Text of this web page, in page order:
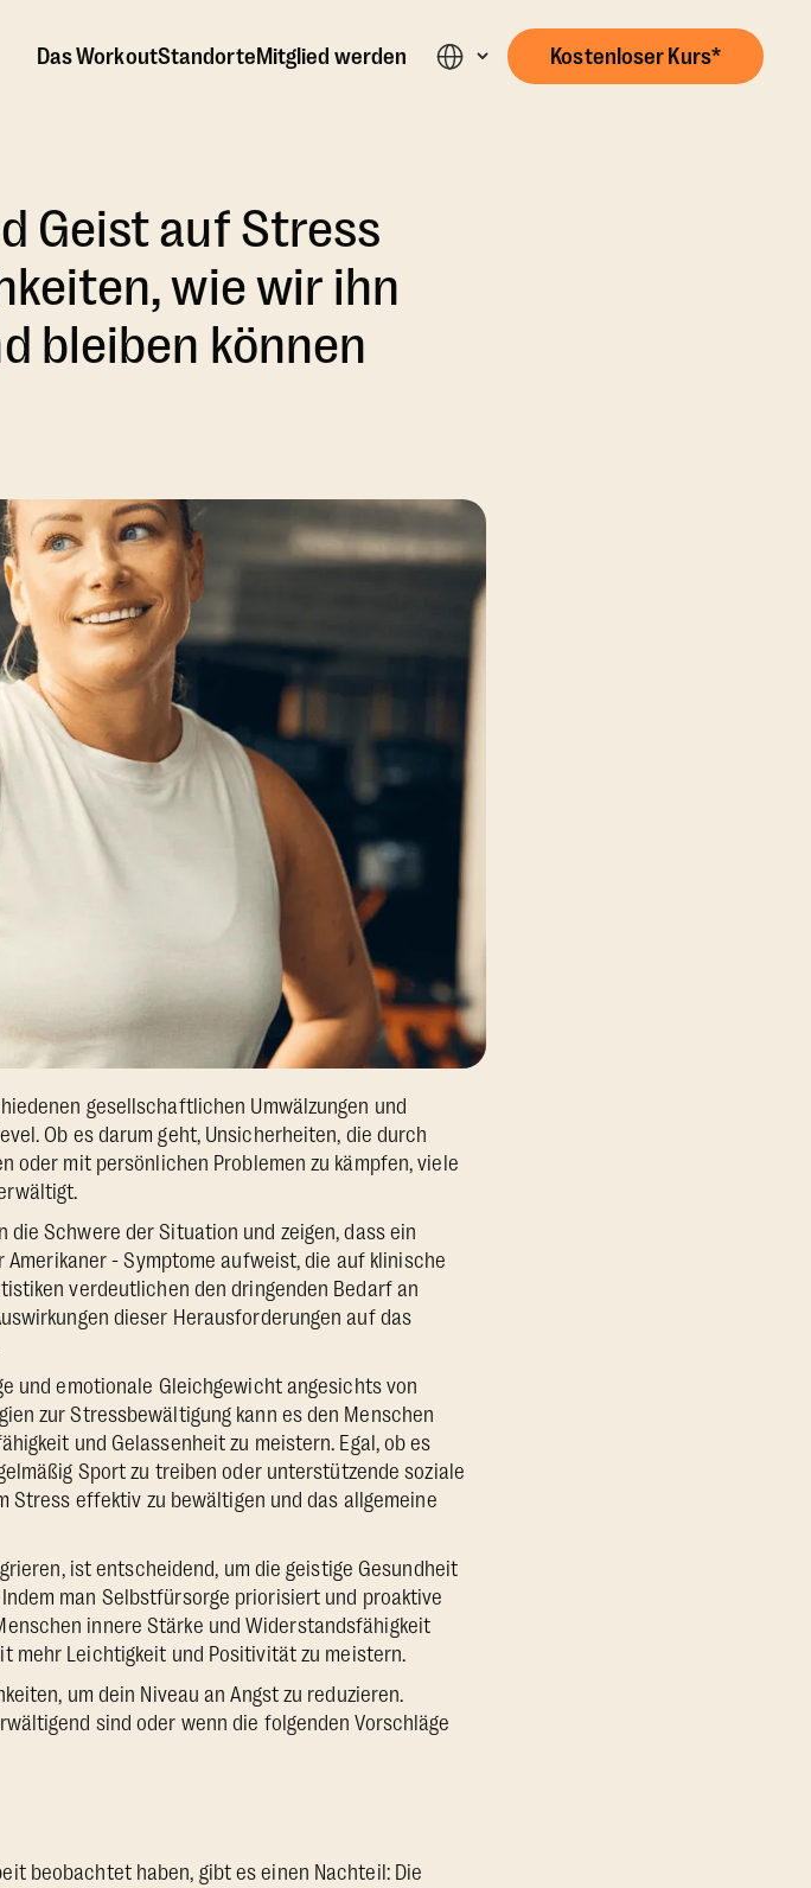
Das WorkoutStandorteMitglied werden Kostenloser Kurs*
Geist auf Stress
wie wir ihn
bleiben können
gesellschaftlichen Umwälzungen und
Ob es darum geht, Unsicherheiten, die durch
oder mit persönlichen Problemen zu kämpfen, viele
Schwere der Situation und zeigen, dass ein
- Symptome aufweist, die auf klinische
verdeutlichen den dringenden Bedarf an
dieser Herausforderungen auf das
und emotionale Gleichgewicht angesichts von
zur Stressbewältigung kann es den Menschen
und Gelassenheit zu meistern. Egal, ob es
Sport zu treiben oder unterstützende soziale
Stress effektiv zu bewältigen und das allgemeine
ist entscheidend, um die geistige Gesundheit
man Selbstfürsorge priorisiert und proaktive
innere Stärke und Widerstandsfähigkeit
mehr Leichtigkeit und Positivität zu meistern.
um dein Niveau an Angst zu reduzieren.
sind oder wenn die folgenden Vorschläge
beobachtet haben, gibt es einen Nachteil: Die